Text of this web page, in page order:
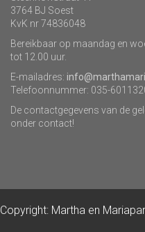
3764 BJ Soest
KvK nr 74836048
Bereikbaar op maandag en
tot 12.00 uur.
E-mailadres:
Telefoonnummer: 035-
De contactgegevens van de
onder contact!
Copyright: Martha en